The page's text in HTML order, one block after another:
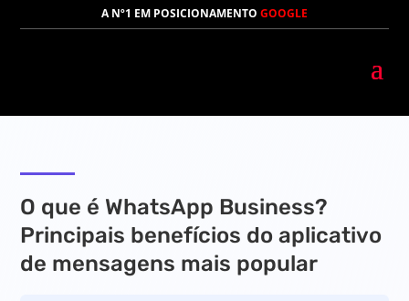
A Nº1 EM POSICIONAMENTO GOOGLE
O que é WhatsApp Business?
Principais benefícios do aplicativo
de mensagens mais popular